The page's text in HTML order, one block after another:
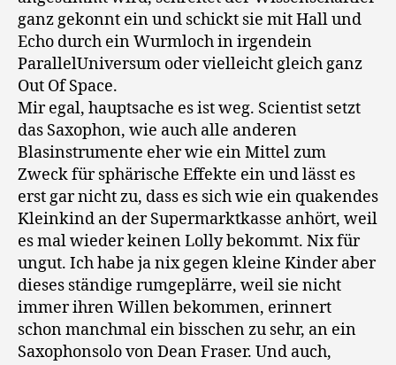
ganz gekonnt ein und schickt sie mit Hall und
Echo durch ein Wurmloch in irgendein
ParallelUniversum oder vielleicht gleich ganz
Out Of Space.
Mir egal, hauptsache es ist weg. Scientist setzt
das Saxophon, wie auch alle anderen
Blasinstrumente eher wie ein Mittel zum
Zweck für sphärische Effekte ein und lässt es
erst gar nicht zu, dass es sich wie ein quakendes
Kleinkind an der Supermarktkasse anhört, weil
es mal wieder keinen Lolly bekommt. Nix für
ungut. Ich habe ja nix gegen kleine Kinder aber
dieses ständige rumgeplärre, weil sie nicht
immer ihren Willen bekommen, erinnert
schon manchmal ein bisschen zu sehr, an ein
Saxophonsolo von Dean Fraser. Und auch,